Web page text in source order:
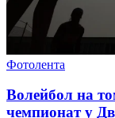
Фотолента
Волейбол на
чемпионат у